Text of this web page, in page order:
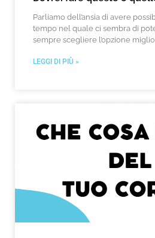
Parliamo dell’ansia di avere
tempo nel quale ci sembra di
sempre scegliere l’opzione
LEGGI DI PIÙ »